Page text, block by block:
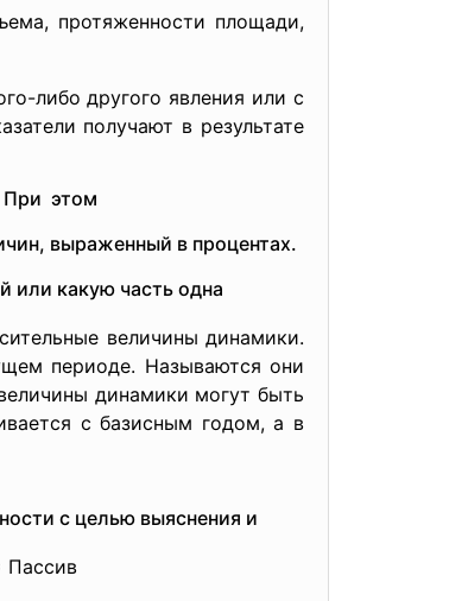
протяженности площади,
либо другого явления или с
получают в результате
При этом
выраженный в процентах.
или какую часть одна
величины динамики.
периоде. Называются они
динамики могут быть
с базисным годом, а в
с целью выяснения и
Пассив